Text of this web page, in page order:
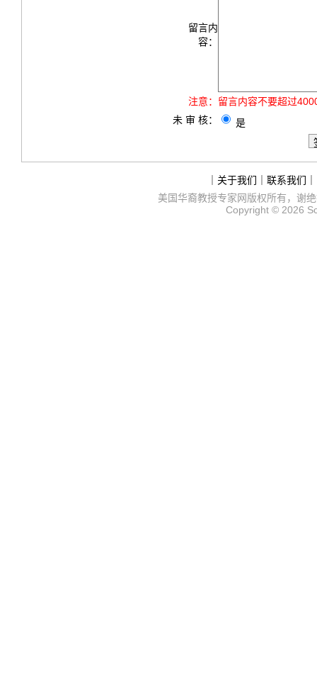
留言内
容：
注意： 留言内容不要超过
未 审 核：
是
关于我们 联系我们
美国华裔教授专家网版权所有，谢
Copyright © 2026